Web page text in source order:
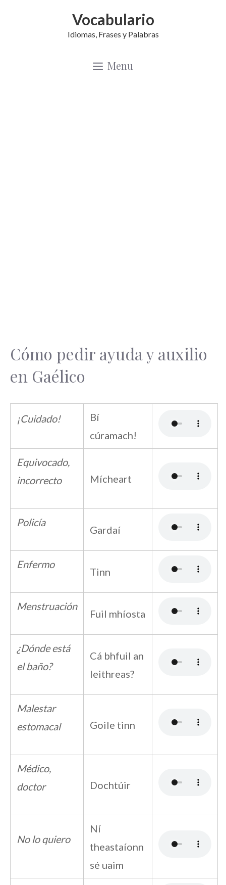
Vocabulario
Idiomas, Frases y Palabras
Menu
Cómo pedir ayuda y auxilio
en Gaélico
¡Cuidado!
Bí
cúramach!
Equivocado,
incorrecto
Mícheart
Policía
Gardaí
Enfermo
Tinn
Menstruación
Fuil mhíosta
¿Dónde está
el baño?
Cá bhfuil an
leithreas?
Malestar
estomacal
Goile tinn
Médico,
doctor
Dochtúir
No lo quiero
Ní
theastaíonn
sé uaim